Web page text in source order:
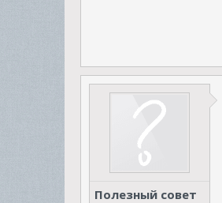
Полезный совет